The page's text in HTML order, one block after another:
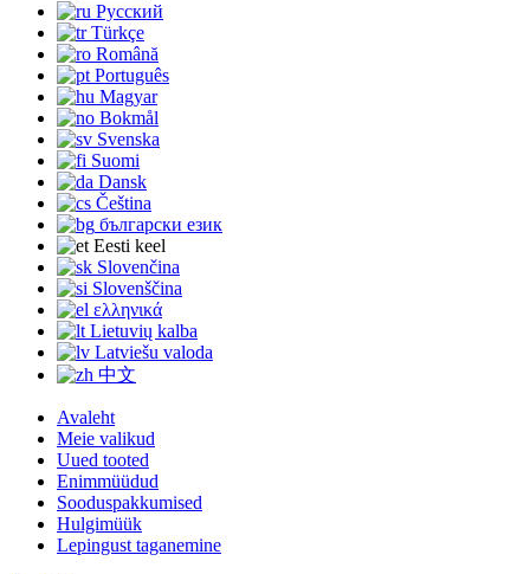
Русский
Türkçe
Română
Português
Magyar
Bokmål
Svenska
Suomi
Dansk
Čeština
български език
Eesti keel
Slovenčina
Slovenščina
ελληνικά
Lietuvių kalba
Latviešu valoda
中文
Avaleht
Meie valikud
Uued tooted
Enimmüüdud
Sooduspakkumised
Hulgimüük
Lepingust taganemine